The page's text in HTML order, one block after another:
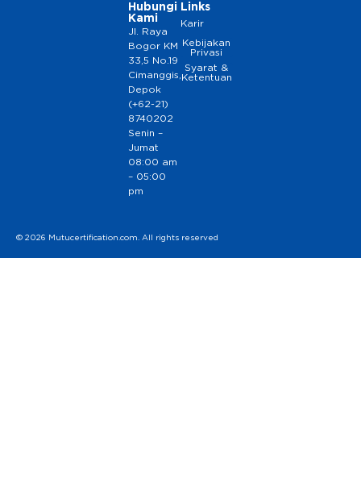
Hubungi
Kami
Jl. Raya
Bogor KM
33,5 No.19
Cimanggis,
Depok
(+62-21)
8740202
Senin –
Jumat
08:00 am
– 05:00
pm
Links
Karir
Kebijakan
Privasi
Syarat &
Ketentuan
© 2026 Mutucertification.com. All rights reserved